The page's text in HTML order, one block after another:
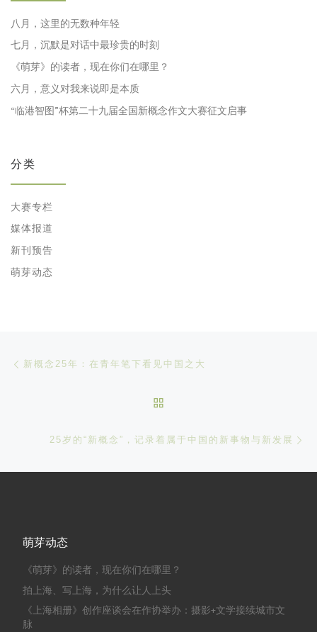
八月，这里的无数种年轻
七月，沉默是对话中最珍贵的时刻
《萌芽》的读者，现在你们在哪里？
六月，意义对我来说即是本质
“临港智图”杯第二十九届全国新概念作文大赛征文启事
分类
大赛专栏
媒体报道
新刊预告
萌芽动态
文章导航
新概念25年：在青年笔下看见中国之大
25岁的“新概念”，记录着属于中国的新事物与新发展
萌芽动态
《萌芽》的读者，现在你们在哪里？
拍上海、写上海，为什么让人上头
《上海相册》创作座谈会在作协举办：摄影+文学接续城市文
脉